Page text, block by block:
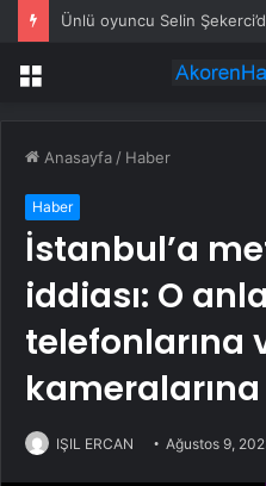
Menü
Anasayfa / Haber
Haber
İstanbul’a
iddiası: O
telefonlarına
kameralarına
IŞIL ERCAN Ağustos 9,